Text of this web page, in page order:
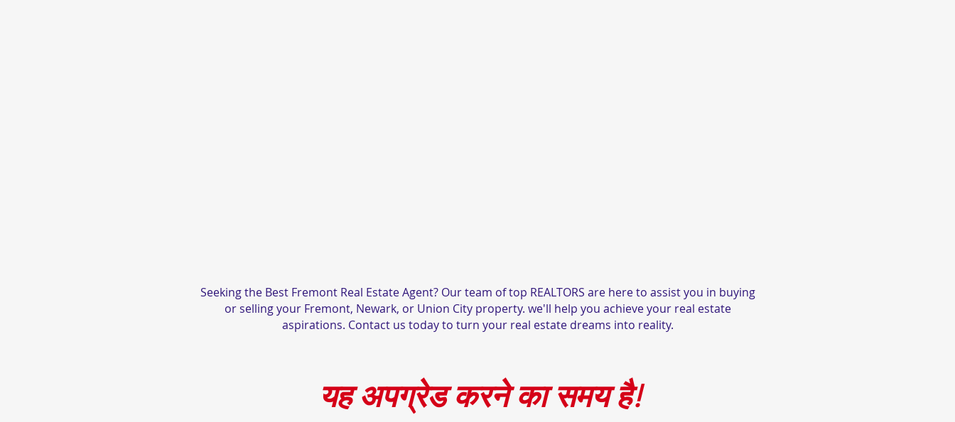
Seeking the Best Fremont Real Estate Agent? Our team of top REALTORS are here to assist you in buying
or selling your Fremont, Newark, or Union City property. we'll help you achieve your real estate
aspirations. Contact us today to turn your real estate dreams into reality.
यह अपग्रेड करने का समय है!